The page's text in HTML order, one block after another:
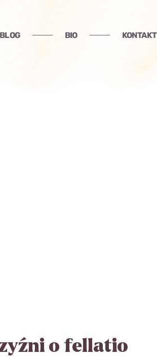
BLOG BIO KONTAKT
o fellatio